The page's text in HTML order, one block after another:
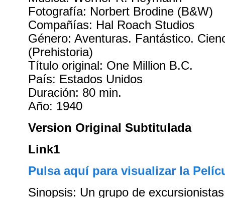
Fotografía: Norbert Brodine (B&W)
Compañías: Hal Roach Studios
Género: Aventuras. Fantástico.
(Prehistoria)
Título original: One Million B.C.
País: Estados Unidos
Duración: 80 min.
Año: 1940
Version Original Subtitulada
Link1
Pulsa aquí para visualizar la
Sinopsis: Un grupo de